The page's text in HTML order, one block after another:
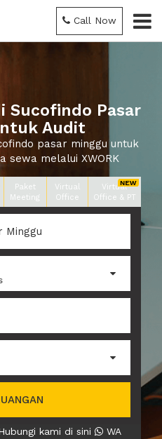
Call Now
Sucofindo Pasar
Audit
pasar minggu untuk
sewa melalui XWORK
Paket
Meeting
Virtual
Office
Virtual
Office & PT
kami di sini
WA